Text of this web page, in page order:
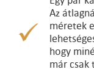
Az
méretek
hogy
már csak